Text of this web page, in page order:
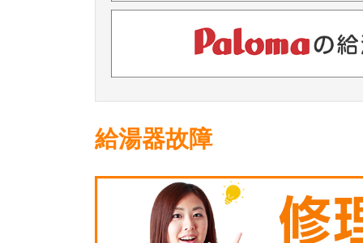
給湯器故障